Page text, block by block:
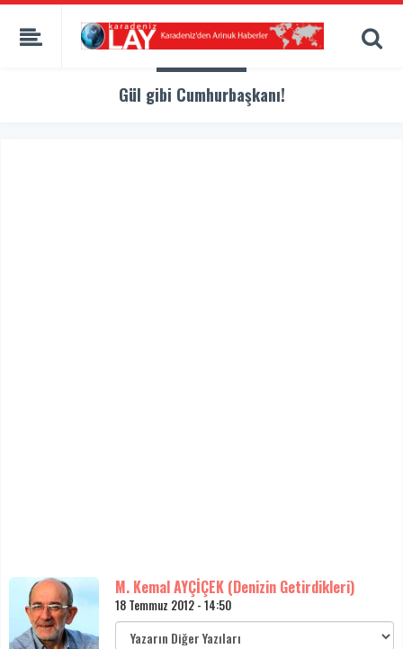
Gül gibi Cumhurbaşkanı!
M. Kemal AYÇİÇEK (Denizin Getirdikleri)
18 Temmuz 2012 - 14:50